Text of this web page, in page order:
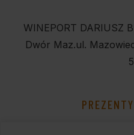
WINEPORT DARIUSZ
Dwór Maz.ul.